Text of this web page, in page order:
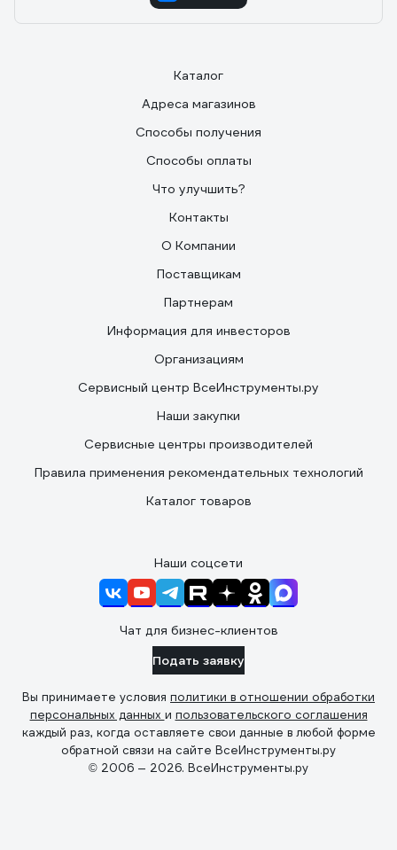
Каталог
Адреса магазинов
Способы получения
Способы оплаты
Что улучшить?
Контакты
О Компании
Поставщикам
Партнерам
Информация для инвесторов
Организациям
Сервисный центр ВсеИнструменты.ру
Наши закупки
Сервисные центры производителей
Правила применения рекомендательных технологий
Каталог товаров
Наши соцсети
Чат для бизнес-клиентов
Подать заявку
Вы принимаете условия политики в отношении обработки
персональных данных и пользовательского соглашения
каждый раз, когда оставляете свои данные в любой форме
обратной связи на сайте ВсеИнструменты.ру
© 2006 — 2026. ВсеИнструменты.ру